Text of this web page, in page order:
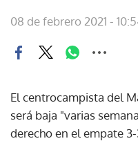
08 de febrero 2021 -
El centrocampista del
será baja "varias
derecho en el empate